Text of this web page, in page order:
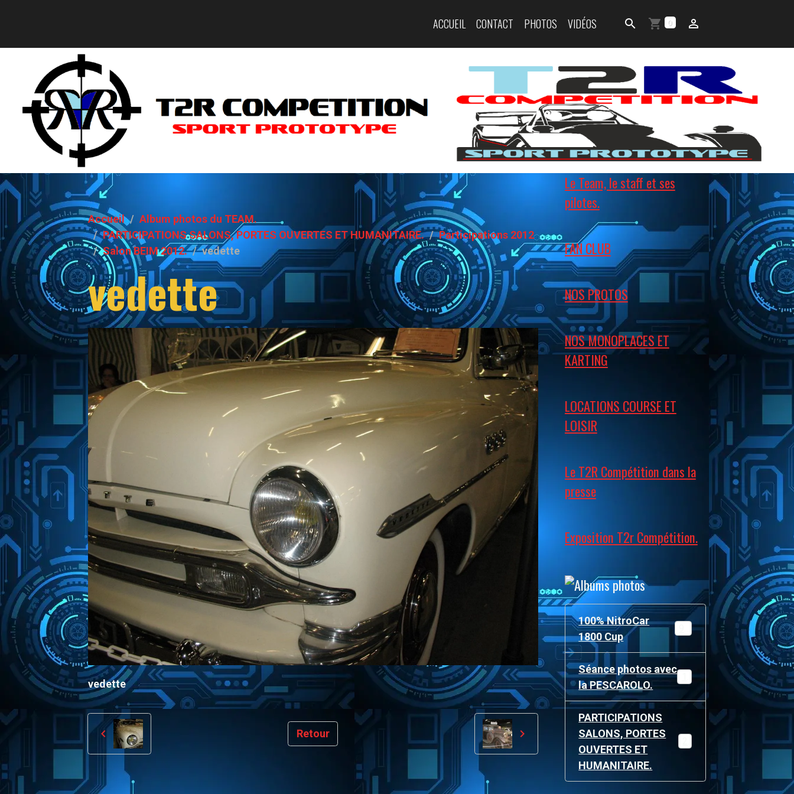
ACCUEIL CONTACT PHOTOS VIDÉOS 0
Accueil
Album photos du TEAM.
PARTICIPATIONS SALONS, PORTES OUVERTES ET HUMANITAIRE.
Participations 2012
Salon BEIM 2012.
vedette
vedette
vedette
Retour
Le Team, le staff et ses
pilotes.
FAN CLUB
NOS PROTOS
NOS MONOPLACES ET
KARTING
LOCATIONS COURSE ET
LOISIR
Le T2R Compétition dans la
presse
Exposition T2r Compétition.
100% NitroCar
1800 Cup
Séance photos avec
la PESCAROLO.
19
PARTICIPATIONS
SALONS, PORTES
OUVERTES ET
HUMANITAIRE.